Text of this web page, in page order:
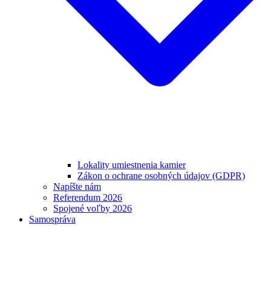
Lokality umiestnenia kamier
Zákon o ochrane osobných údajov (GDPR)
Napíšte nám
Referendum 2026
Spojené voľby 2026
Samospráva